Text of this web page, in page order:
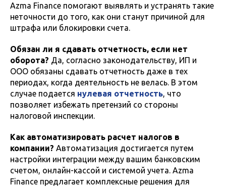
Azma Finance помогают выявлять и устранять такие
неточности до того, как они станут причиной для
штрафа или блокировки счета.
Обязан ли я сдавать отчетность, если нет
оборота? Да, согласно законодательству, ИП и
ООО обязаны сдавать отчетность даже в тех
периодах, когда деятельность не велась. В этом
случае подается нулевая отчетность, что
позволяет избежать претензий со стороны
налоговой инспекции.
Как автоматизировать расчет налогов в
компании? Автоматизация достигается путем
настройки интеграции между вашим банковским
счетом, онлайн-кассой и системой учета. Azma
Finance предлагает комплексные решения для